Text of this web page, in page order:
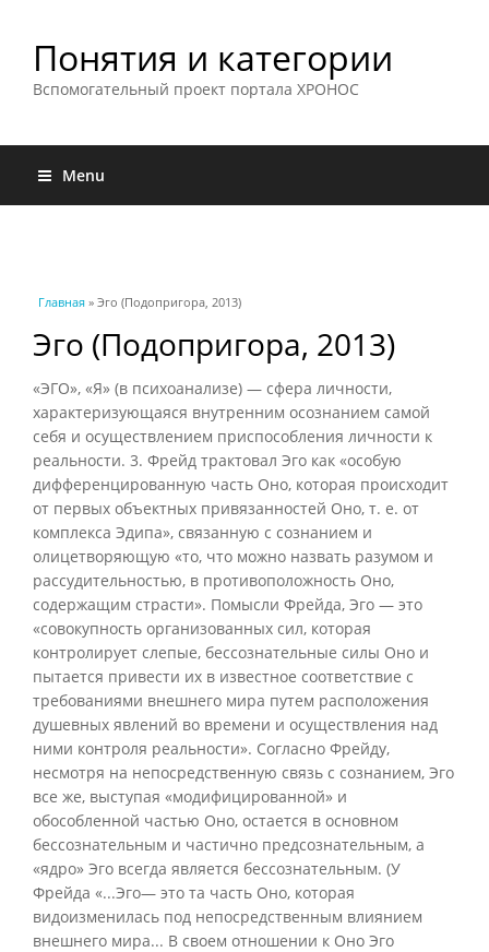
Понятия и категории
Вспомогательный проект портала ХРОНОС
Menu
Вы здесь
Главная » Эго (Подопригора, 2013)
Эго (Подопригора, 2013)
«ЭГО», «Я» (в психоанализе) — сфера личности,
характеризующаяся внутренним осознанием самой
себя и осуществлением приспособления личности к
реальности. 3. Фрейд трактовал Эго как «особую
дифференцированную часть Оно, которая происходит
от первых объектных привязанностей Оно, т. е. от
комплекса Эдипа», связанную с сознанием и
олицетворяющую «то, что можно назвать разумом и
рассудительностью, в противоположность Оно,
содержащим страсти». Помысли Фрейда, Эго — это
«совокупность организованных сил, которая
контролирует слепые, бессознательные силы Оно и
пытается привести их в известное соответствие с
требованиями внешнего мира путем расположения
душевных явлений во времени и осуществления над
ними контроля реальности». Согласно Фрейду,
несмотря на непосредственную связь с сознанием, Эго
все же, выступая «модифицированной» и
обособленной частью Оно, остается в основном
бессознательным и частично предсознательным, а
«ядро» Эго всегда является бессознательным. (У
Фрейда «...Эго— это та часть Оно, которая
видоизменилась под непосредственным влиянием
внешнего мира... В своем отношении к Оно Эго